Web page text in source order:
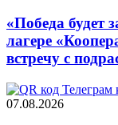
«Победа будет
лагере
встречу с
07.08.2026